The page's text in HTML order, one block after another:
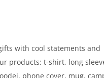
with cool statements and
products: t-shirt, long
phone cover, mug,